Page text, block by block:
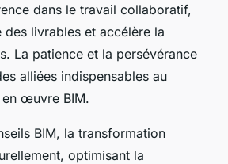
dans le travail collaboratif,
des livrables et accélère la
La patience et la persévérance
alliées indispensables au
œuvre BIM.
BIM, la transformation
optimisant la